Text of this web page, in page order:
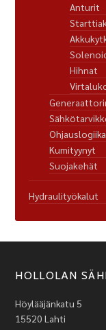
Anturit
Hihnat
Kumityynyt
Suojakehät
Hydraulityökalut
HOLLOLAN
Höylääjänkatu 5
15520 Lahti